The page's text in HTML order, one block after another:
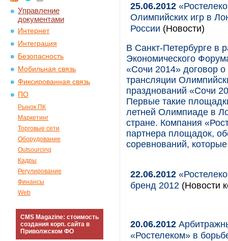
Управление
документами
Интернет
Интеграция
Безопасность
Мобильная связь
Фиксированная связь
ПО
Рынок ПК
Маркетинг
Торговые сети
Оборудование
Outsourcing
Кадры
Регулирование
Финансы
Web
CMS Magazine: стоимость
создания корп. сайта в
Приволжском ФО
25.06.2012
Олимпийских игр в
России (Новости)
В Санкт-Петербурге в
Экономического
«Сочи 2014» договор о
трансляции
празднований «Сочи
Первые такие
летней Олимпиаде в
стране. Компания
партнера площадок,
соревнований,
22.06.2012
бренд 2012 (Новости
20.06.2012
«Ростелеком» в